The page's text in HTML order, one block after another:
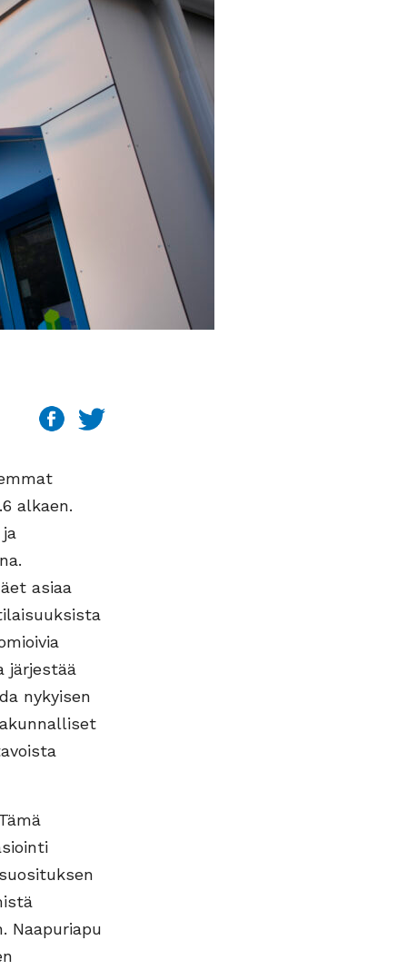
alkaen.
asiaa
järjestää
nykyisen
Naapuriapu